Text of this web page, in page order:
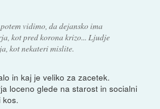
vidimo, da dejansko ima
kot pred korona krizo... Ljudje
kot nekateri mislite.
in kaj je veliko za zacetek.
loceno glede na starost in socialni
kos.